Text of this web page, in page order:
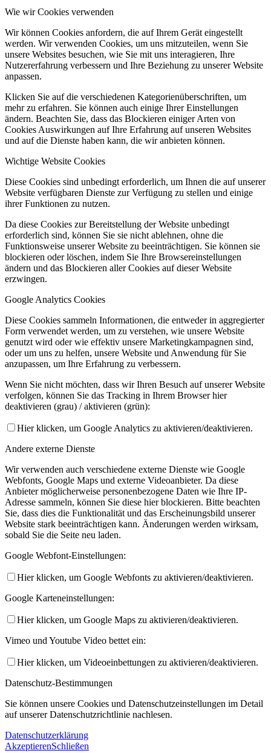
Wie wir Cookies verwenden
Wir können Cookies anfordern, die auf Ihrem Gerät eingestellt
werden. Wir verwenden Cookies, um uns mitzuteilen, wenn Sie
unsere Websites besuchen, wie Sie mit uns interagieren, Ihre
Nutzererfahrung verbessern und Ihre Beziehung zu unserer Website
anpassen.
Klicken Sie auf die verschiedenen Kategorienüberschriften, um
mehr zu erfahren. Sie können auch einige Ihrer Einstellungen
ändern. Beachten Sie, dass das Blockieren einiger Arten von
Cookies Auswirkungen auf Ihre Erfahrung auf unseren Websites
und auf die Dienste haben kann, die wir anbieten können.
Wichtige Website Cookies
Diese Cookies sind unbedingt erforderlich, um Ihnen die auf unserer
Website verfügbaren Dienste zur Verfügung zu stellen und einige
ihrer Funktionen zu nutzen.
Da diese Cookies zur Bereitstellung der Website unbedingt
erforderlich sind, können Sie sie nicht ablehnen, ohne die
Funktionsweise unserer Website zu beeinträchtigen. Sie können sie
blockieren oder löschen, indem Sie Ihre Browsereinstellungen
ändern und das Blockieren aller Cookies auf dieser Website
erzwingen.
Google Analytics Cookies
Diese Cookies sammeln Informationen, die entweder in aggregierter
Form verwendet werden, um zu verstehen, wie unsere Website
genutzt wird oder wie effektiv unsere Marketingkampagnen sind,
oder um uns zu helfen, unsere Website und Anwendung für Sie
anzupassen, um Ihre Erfahrung zu verbessern.
Wenn Sie nicht möchten, dass wir Ihren Besuch auf unserer Website
verfolgen, können Sie das Tracking in Ihrem Browser hier
deaktivieren (grau) / aktivieren (grün):
Hier klicken, um Google Analytics zu aktivieren/deaktivieren.
Andere externe Dienste
Wir verwenden auch verschiedene externe Dienste wie Google
Webfonts, Google Maps und externe Videoanbieter. Da diese
Anbieter möglicherweise personenbezogene Daten wie Ihre IP-
Adresse sammeln, können Sie diese hier blockieren. Bitte beachten
Sie, dass dies die Funktionalität und das Erscheinungsbild unserer
Website stark beeinträchtigen kann. Änderungen werden wirksam,
sobald Sie die Seite neu laden.
Google Webfont-Einstellungen:
Hier klicken, um Google Webfonts zu aktivieren/deaktivieren.
Google Karteneinstellungen:
Hier klicken, um Google Maps zu aktivieren/deaktivieren.
Vimeo und Youtube Video bettet ein:
Hier klicken, um Videoeinbettungen zu aktivieren/deaktivieren.
Datenschutz-Bestimmungen
Sie können unsere Cookies und Datenschutzeinstellungen im Detail
auf unserer Datenschutzrichtlinie nachlesen.
Datenschutzerklärung
AkzeptierenSchließen